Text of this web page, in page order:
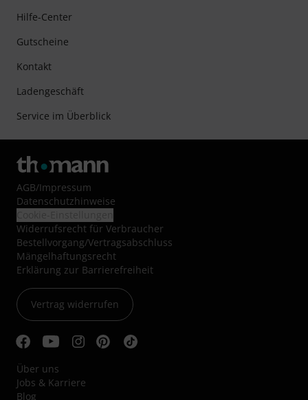
Hilfe-Center
Gutscheine
Kontakt
Ladengeschäft
Service im Überblick
AGB/Impressum
Datenschutzhinweise
Widerrufsrecht für Verbraucher
Bestellvorgang/Vertragsabschluss
Mängelhaftungsrecht
Erklärung zur Barrierefreiheit
Vertrag widerrufen
Über uns
Jobs & Karriere
Blog